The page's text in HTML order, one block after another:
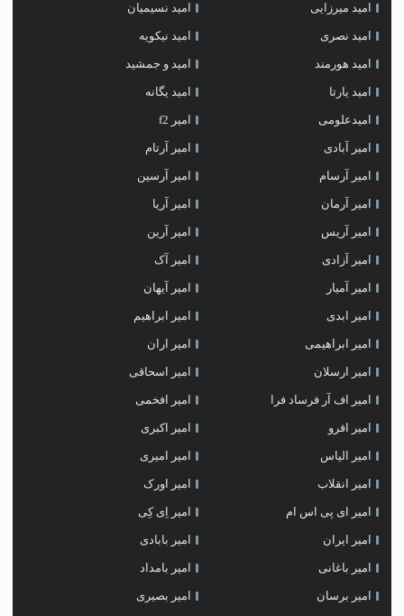
امید میرزایی امید نسیمیان
امید نصری امید نیکویه
امید هورمند امید و جمشید
امید یارتا امید یگانه
امیدعلومی امیر f2
امیر آبادی امیر آرتام
امیر آرسام امیر آرسین
امیر آرمان امیر آریا
امیر آریس امیر آرین
امیر آزادی امیر آک
امیر آمیار امیر آیهان
امیر ابدی امیر ابراهیم
امیر ابراهیمی امیر اران
امیر ارسلان امیر اسحاقی
امیر اف آر فرساد فرا امیر افخمی
امیر افرو امیر اکبری
امیر الیاس امیر امیری
امیر انقلاب امیر اورک
امیر ای پی اس ام امیر اِی کِی
امیر ایران امیر بابادی
امیر باغانی امیر بامداد
امیر برسان امیر بصیری